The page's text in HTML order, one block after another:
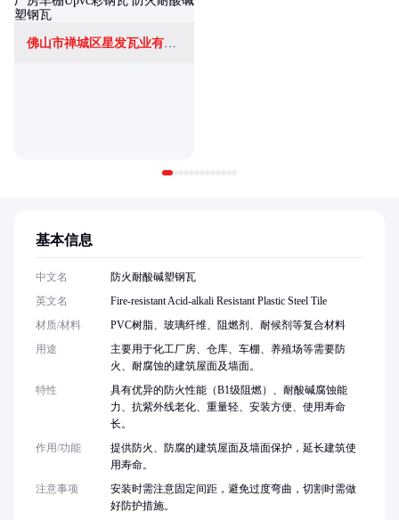
佛山市禅城区星发瓦业有限公司
基本信息
中文名
防火耐酸碱塑钢瓦
英文名
Fire-resistant Acid-alkali Resistant Plastic Steel Tile
材质/材料
PVC树脂、玻璃纤维、阻燃剂、耐候剂等复合材料
用途
主要用于化工厂房、仓库、车棚、养殖场等需要防
火、耐腐蚀的建筑屋面及墙面。
特性
具有优异的防火性能（B1级阻燃）、耐酸碱腐蚀能
力、抗紫外线老化、重量轻、安装方便、使用寿命
长。
作用/功能
提供防火、防腐的建筑屋面及墙面保护，延长建筑使
用寿命。
注意事项
安装时需注意固定间距，避免过度弯曲，切割时需做
好防护措施。